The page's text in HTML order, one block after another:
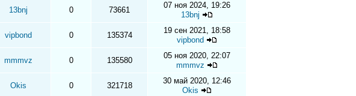
13bnj 0 73661
07 ноя 2024, 19:26
13bnj
vipbond 0 135374
19 сен 2021, 18:58
vipbond
mmmvz 0 135580
05 ноя 2020, 22:07
mmmvz
Okis 0 321718
30 май 2020, 12:46
Okis